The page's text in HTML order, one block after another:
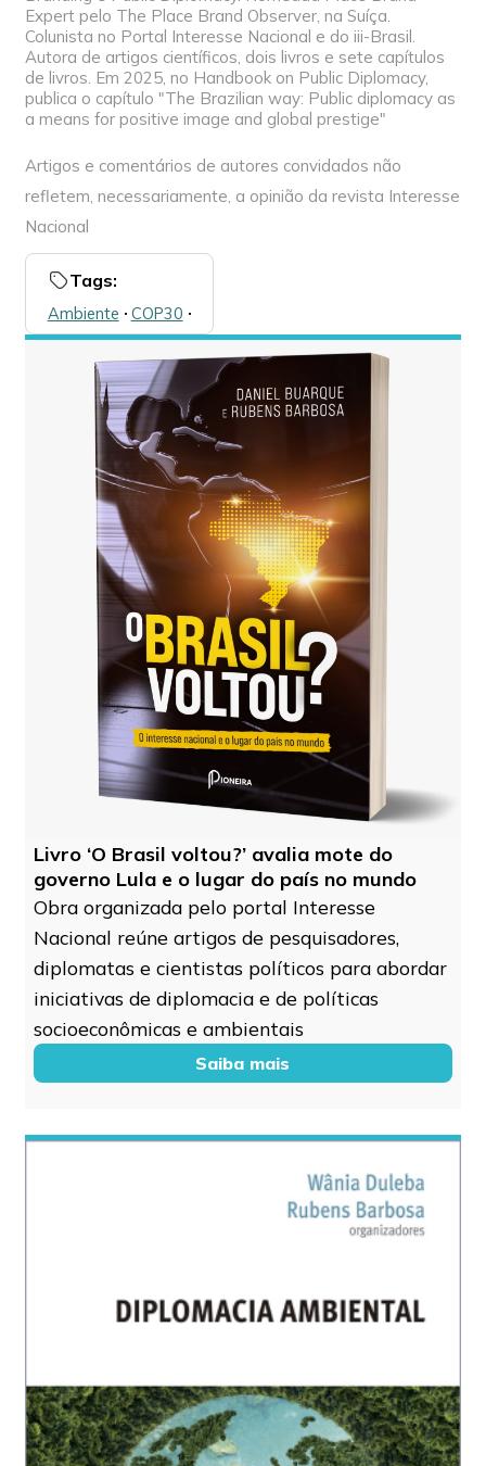
Expert pelo The Place Brand Observer, na Suíça.
Colunista no Portal Interesse Nacional e do iii-Brasil.
Autora de artigos científicos, dois livros e sete capítulos
de livros. Em 2025, no Handbook on Public Diplomacy,
publica o capítulo "The Brazilian way: Public diplomacy as
a means for positive image and global prestige"
Artigos e comentários de autores convidados não
refletem, necessariamente, a opinião da revista Interesse
Nacional
Tags:
Ambiente 🞌 COP30 🞌
Livro ‘O Brasil voltou?’ avalia mote do
governo Lula e o lugar do país no mundo
Obra organizada pelo portal Interesse
Nacional reúne artigos de pesquisadores,
diplomatas e cientistas políticos para abordar
iniciativas de diplomacia e de políticas
socioeconômicas e ambientais
Saiba mais